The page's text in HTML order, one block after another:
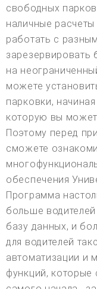
свободных
наличные
работать с
зарезервировать
на
можете
парковки,
которую вы
Поэтому перед
сможете
обеспечения
Программа
больше водителей
базу данных, и
для водителей
автоматизации и
функций,